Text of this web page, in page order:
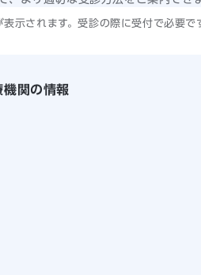
表示されます。受診の際に受付で必要で
機関の情報